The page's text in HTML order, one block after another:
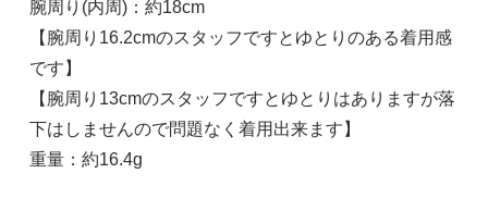
腕周り(内周)：約18cm
【腕周り16.2cmのスタッフですとゆとりのある着用感
です】
【腕周り13cmのスタッフですとゆとりはありますが落
下はしませんので問題なく着用出来ます】
重量：約16.4g